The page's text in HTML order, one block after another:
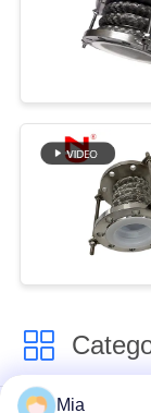
Mia